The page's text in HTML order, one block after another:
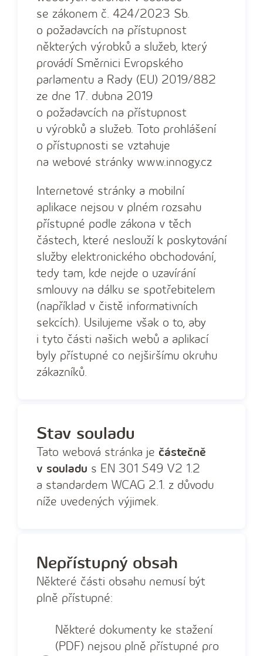
se zákonem č. 424/2023 Sb.
o požadavcích na přístupnost
některých výrobků a služeb, který
provádí Směrnici Evropského
parlamentu a Rady (EU) 2019/882
ze dne 17. dubna 2019
o požadavcích na přístupnost
u výrobků a služeb. Toto prohlášení
o přístupnosti se vztahuje
na webové stránky www.innogy.cz
Internetové stránky a mobilní
aplikace nejsou v plném rozsahu
přístupné podle zákona v těch
částech, které neslouží k poskytování
služby elektronického obchodování,
tedy tam, kde nejde o uzavírání
smlouvy na dálku se spotřebitelem
(například v čistě informativních
sekcích). Usilujeme však o to, aby
i tyto části našich webů a aplikací
byly přístupné co nejširšímu okruhu
zákazníků.
Stav souladu
Tato webová stránka je částečně
v souladu s EN 301 549 V2 1.2
a standardem WCAG 2.1. z důvodu
níže uvedených výjimek.
Nepřístupný obsah
Některé části obsahu nemusí být
plně přístupné:
Některé dokumenty ke stažení
(PDF) nejsou plně přístupné pro